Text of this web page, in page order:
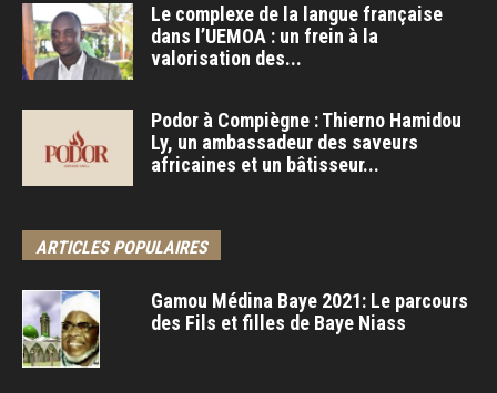
Le complexe de la langue française
dans l’UEMOA : un frein à la
valorisation des...
Podor à Compiègne : Thierno Hamidou
Ly, un ambassadeur des saveurs
africaines et un bâtisseur...
ARTICLES POPULAIRES
Gamou Médina Baye 2021: Le parcours
des Fils et filles de Baye Niass